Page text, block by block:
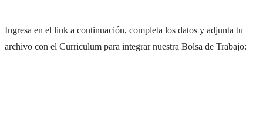
Ingresa en el link a continuación, completa los datos y adjunta tu
archivo con el Curriculum para integrar nuestra Bolsa de Trabajo: